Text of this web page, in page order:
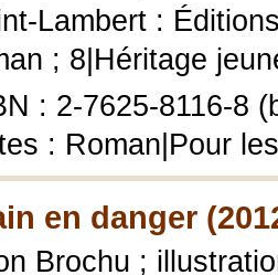
Lambert :
; 8|Héritage
: 2-7625-8116-8
: Roman|Pour
en danger
Brochu ;